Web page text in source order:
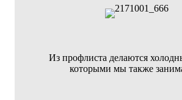
Из профлиста делаются
которыми мы также